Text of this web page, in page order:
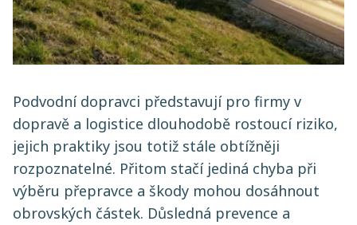
Podvodní dopravci představují pro firmy v
dopravě a logistice dlouhodobě rostoucí riziko,
jejich praktiky jsou totiž stále obtížněji
rozpoznatelné. Přitom stačí jediná chyba při
výběru přepravce a škody mohou dosáhnout
obrovských částek. Důsledná prevence a